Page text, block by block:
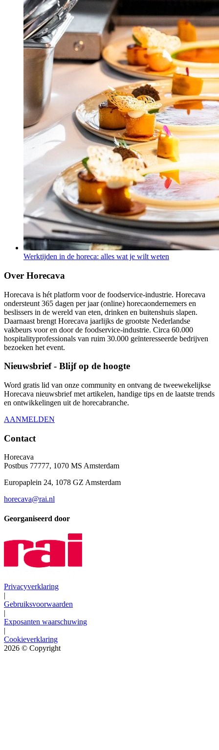
Werktijden in de horeca: alles wat je wilt weten
Over Horecava
Horecava is hét platform voor de foodservice-industrie. Horecava
ondersteunt 365 dagen per jaar (online) horecaondernemers en
beslissers in de wereld van eten, drinken en buitenshuis slapen.
Daarnaast brengt Horecava jaarlijks de grootste Nederlandse
vakbeurs voor en door de foodservice-industrie. Circa 60.000
hospitalityprofessionals van ruim 30.000 geïnteresseerde bedrijven
bezoeken het event.
Nieuwsbrief - Blijf op de hoogte
Word gratis lid van onze community en ontvang de tweewekelijkse
Horecava nieuwsbrief met artikelen, handige tips en de laatste trends
en ontwikkelingen uit de horecabranche.
AANMELDEN
Contact
Horecava
Postbus 77777, 1070 MS Amsterdam
Europaplein 24, 1078 GZ Amsterdam
horecava@rai.nl
Georganiseerd door
Privacyverklaring
|
Gebruiksvoorwaarden
|
Exposanten waarschuwing
|
Cookieverklaring
2026 © Copyright